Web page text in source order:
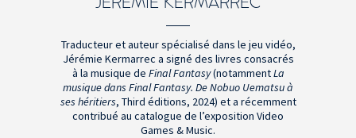
Traducteur et auteur spécialisé dans le jeu vidéo,
Jérémie Kermarrec a signé des livres consacrés
à la musique de Final Fantasy(notammentLa
musique dans Final Fantasy. De Nobuo Uematsu à
ses héritiers, Third éditions, 2024) et a récemment
contribué au catalogue de l’exposition Video
Games & Music.